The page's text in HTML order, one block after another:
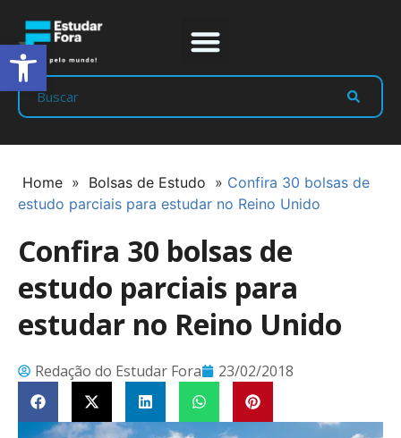
Home » Bolsas de Estudo » Confira 30 bolsas de
estudo parciais para estudar no Reino Unido
Confira 30 bolsas de
estudo parciais para
estudar no Reino Unido
Redação do Estudar Fora 23/02/2018
Abrir a barra de ferramentas